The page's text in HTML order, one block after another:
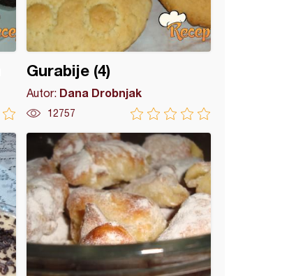
Gurabije (4)
Autor: Dana Drobnjak
12757